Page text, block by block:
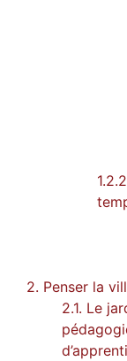
2. Penser la
2.1. Le